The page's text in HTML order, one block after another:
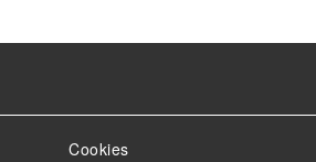
Cookies